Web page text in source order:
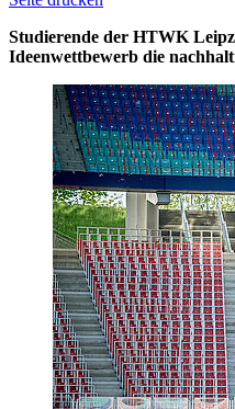
Studierende der HTWK
Ideenwettbewerb die